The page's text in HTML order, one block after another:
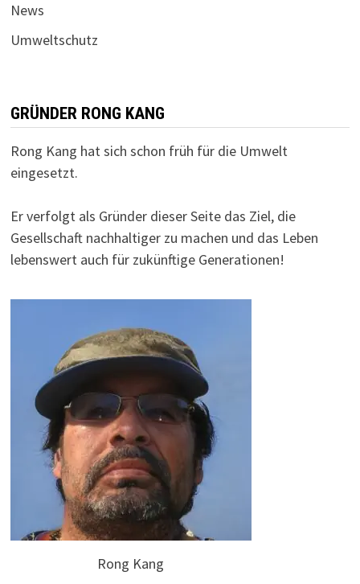
News
Umweltschutz
GRÜNDER RONG KANG
Rong Kang hat sich schon früh für die Umwelt
eingesetzt.
Er verfolgt als Gründer dieser Seite das Ziel, die
Gesellschaft nachhaltiger zu machen und das Leben
lebenswert auch für zukünftige Generationen!
Rong Kang